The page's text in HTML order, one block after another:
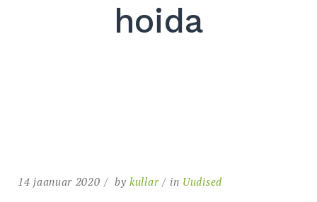
hoida
14 jaanuar 2020 bykullar in Uudised